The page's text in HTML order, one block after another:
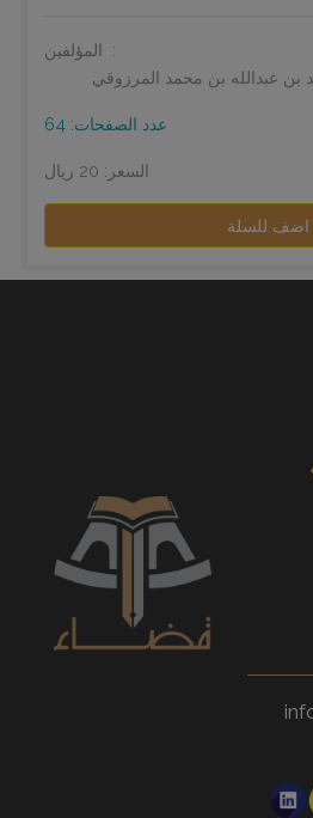
المؤلفين:
بن عبدالله بن محمد المرزوقي
عدد الصفحات: 64
السعر: 20 ريال
اضف للسلة